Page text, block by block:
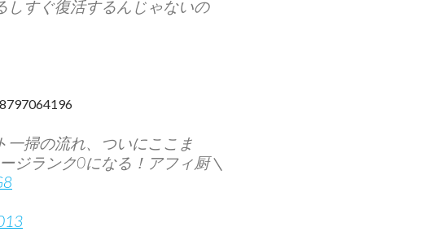
しすぐ復活するんじゃないの
掃の流れ、ついにここま
ジランク0になる！アフィ厨＼